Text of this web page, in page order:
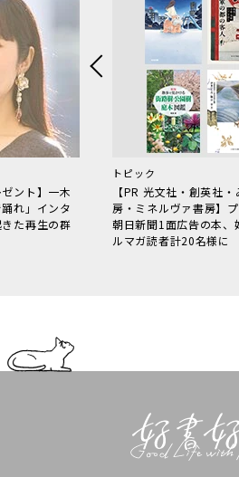
ント】一木
れ」インタ
た再生の群
トピック
【PR 光文社・創英社
房・ミネルヴァ書房】
朝日新聞1面広告の本、
ルマガ読者計20名様に